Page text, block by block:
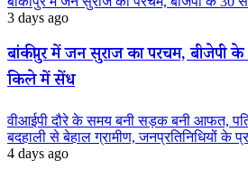
3 days ago
बांकीपुर में जन सुराज का परचम, बीजेपी
किले में सेंध
वीआईपी दौरे के समय बनी सड़क बनी आफत,
बदहाली से बेहाल ग्रामीण, जनप्रतिनिधियों के
4 days ago